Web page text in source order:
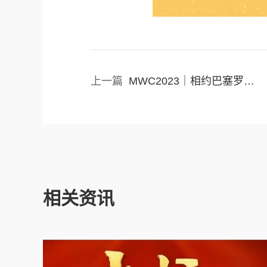
上一篇 MWC2023｜相约巴塞罗那，连接数字化美好未来
相关资讯